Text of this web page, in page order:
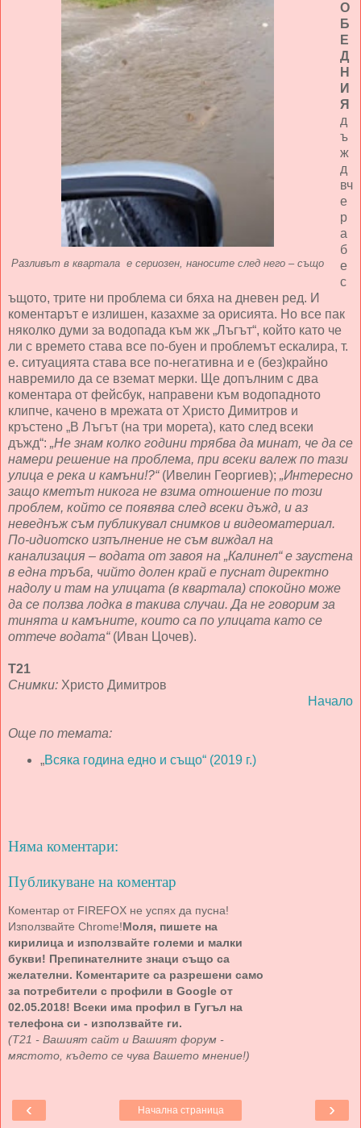
Разливът в квартала е сериозен, наносите след него – също
О
Б
Е
Д
Н
И
Я
д
ъ
ж
д
вч
е
р
а
б
е
с
ъщото, трите ни проблема си бяха на дневен ред. И
коментарът е излишен, казахме за орисията. Но все пак
няколко думи за водопада към жк „Лъгът“, който като че
ли с времето става все по-буен и проблемът ескалира, т.
е. ситуацията става все по-негативна и е (без)крайно
навремило да се вземат мерки. Ще допълним с два
коментара от фейсбук, направени към водопадното
клипче, качено в мрежата от Христо Димитров и
кръстено „В Лъгът (на три морета), като след всеки
дъжд“: „Не знам колко години трябва да минат, че да се
намери решение на проблема, при всеки валеж по тази
улица е река и камъни!?“(Ивелин Георгиев); „Интересно
защо кметът никога не взима отношение по този
проблем, който се появява след всеки дъжд, и аз
неведнъж съм публикувал снимков и видеоматериал.
По-идиотско изпълнение не съм виждал на
канализация – водата от завоя на „Калинел“ е заустена
в една тръба, чийто долен край е пуснат директно
надолу и там на улицата (в квартала) спокойно може
да се ползва лодка в такива случаи. Да не говорим за
тинята и камъните, които са по улицата като се
оттече водата“(Иван Цочев).
Т21
Снимки: Христо Димитров
Начало
Още по темата:
„Всяка година едно и също“ (2019 г.)
Няма коментари:
Публикуване на коментар
Коментар от FIREFOX не успях да пусна!
Използвайте Chrome!Моля, пишете на
кирилица и използвайте големи и малки
букви! Препинателните знаци също са
желателни. Коментарите са разрешени само
за потребители с профили в Google от
02.05.2018! Всеки има профил в Гугъл на
телефона си - използвайте ги.
(Т21 - Вашият сайт и Вашият форум -
мястото, където се чува Вашето мнение!)
‹ ›
Начална страница